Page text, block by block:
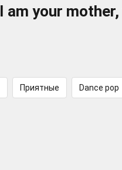
I am your
Приятные Dance pop